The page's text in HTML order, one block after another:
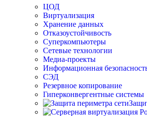
ЦОД
Виртуализация
Хранение данных
Отказоустойчивость
Суперкомпьютеры
Сетевые технологии
Медиа-проекты
Информационная
СЭД
Резервное копирование
Гиперконвергентные системы